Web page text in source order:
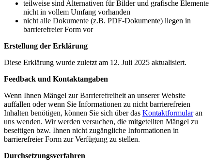
teilweise sind Alternativen für Bilder und grafische Elemente
nicht in vollem Umfang vorhanden
nicht alle Dokumente (z.B. PDF-Dokumente) liegen in
barrierefreier Form vor
Erstellung der Erklärung
Diese Erklärung wurde zuletzt am 12. Juli 2025 aktualisiert.
Feedback und Kontaktangaben
Wenn Ihnen Mängel zur Barrierefreiheit an unserer Website
auffallen oder wenn Sie Informationen zu nicht barrierefreien
Inhalten benötigen, können Sie sich über das Kontaktformularan
uns wenden. Wir werden versuchen, die mitgeteilten Mängel zu
beseitigen bzw. Ihnen nicht zugängliche Informationen in
barrierefreier Form zur Verfügung zu stellen.
Durchsetzungsverfahren